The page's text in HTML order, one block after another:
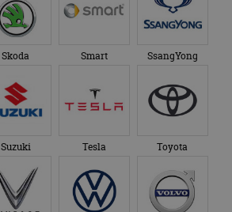
Skoda Smart SsangYong
Suzuki Tesla Toyota